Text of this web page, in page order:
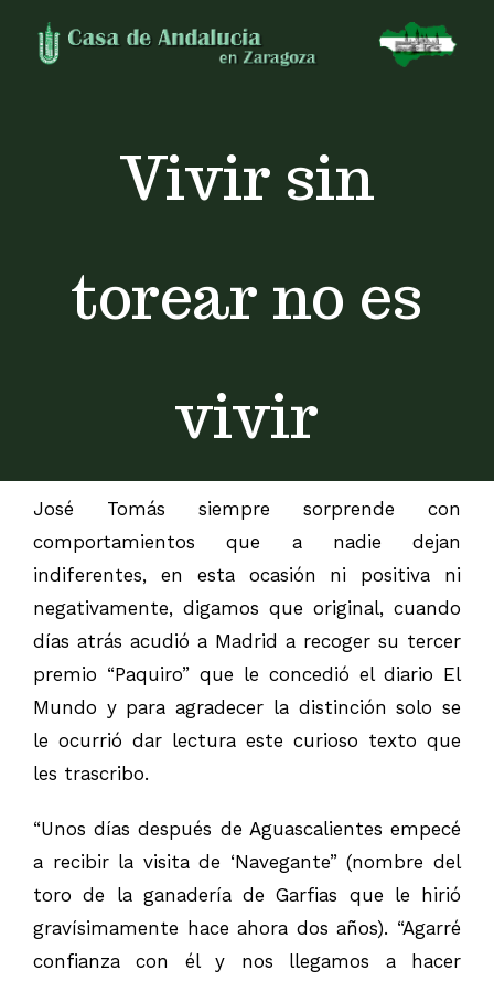
Vivir sin
torear no es
vivir
José Tomás siempre sorprende con
comportamientos que a nadie dejan
indiferentes, en esta ocasión ni positiva ni
negativamente, digamos que original, cuando
días atrás acudió a Madrid a recoger su tercer
premio “Paquiro” que le concedió el diario El
Mundo y para agradecer la distinción solo se
le ocurrió dar lectura este curioso texto que
les trascribo.
“Unos días después de Aguascalientes empecé
a recibir la visita de ‘Navegante” (nombre del
toro de la ganadería de Garfias que le hirió
gravísimamente hace ahora dos años). “Agarré
confianza con él y nos llegamos a hacer